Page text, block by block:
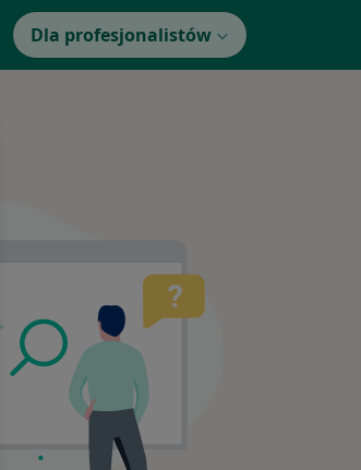
Dla profesjonalistów